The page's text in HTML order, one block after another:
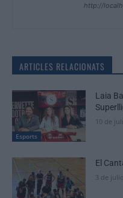
http://
ARTICLES RELACIONATS
Esports
Laia
10 de
El
3 de